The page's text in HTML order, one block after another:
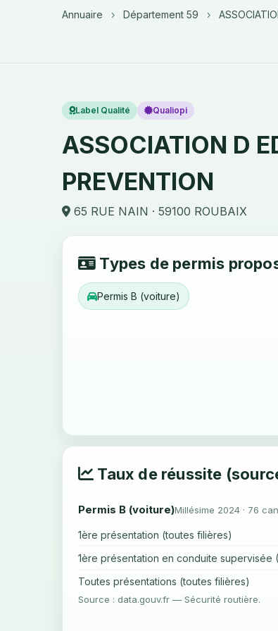
Annuaire › Département 59 ›
Label Qualité Qualiopi
ASSOCIATION D
PREVENTION
65 RUE NAIN · 59100 ROUBAIX
Types de permis
Permis B (voiture)
Taux de réussite
Permis B (voiture)Millésime 2024 · 76
1ère présentation (toutes filières)
1ère présentation en conduite supervisée
Toutes présentations (toutes filières)
Source : data.gouv.fr — Sécurité routière.